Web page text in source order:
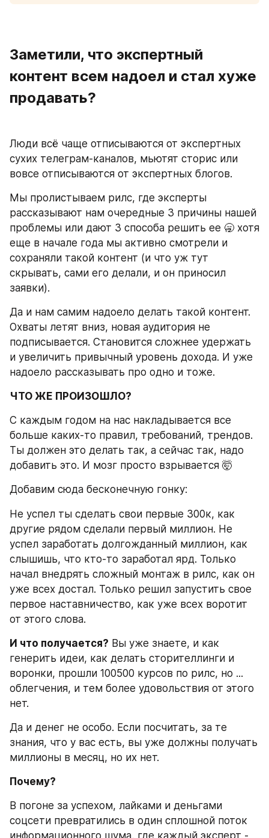
Заметили, что экспертный
контент всем надоел и стал хуже
продавать?
Люди всё чаще отписываются от экспертных
сухих телеграм-каналов, мьютят сторис или
вовсе отписываются от экспертных блогов.
Мы пролистываем рилс, где эксперты
рассказывают нам очередные 3 причины нашей
проблемы или дают 3 способа решить ее 🥱 хотя
еще в начале года мы активно смотрели и
сохраняли такой контент (и что уж тут
скрывать, сами его делали, и он приносил
заявки).
Да и нам самим надоело делать такой контент.
Охваты летят вниз, новая аудитория не
подписывается. Становится сложнее удержать
и увеличить привычный уровень дохода. И уже
надоело рассказывать про одно и тоже.
ЧТО ЖЕ ПРОИЗОШЛО?
С каждым годом на нас накладывается все
больше каких-то правил, требований, трендов.
Ты должен это делать так, а сейчас так, надо
добавить это. И мозг просто взрывается 🤯
Добавим сюда бесконечную гонку:
Не успел ты сделать свои первые 300к, как
другие рядом сделали первый миллион. Не
успел заработать долгожданный миллион, как
слышишь, что кто-то заработал ярд. Только
начал внедрять сложный монтаж в рилс, как он
уже всех достал. Только решил запустить свое
первое наставничество, как уже всех воротит
от этого слова.
И что получается? Вы уже знаете, и как
генерить идеи, как делать сторителлинги и
воронки, прошли 100500 курсов по рилс, но ...
облегчения, и тем более удовольствия от этого
нет.
Да и денег не особо. Если посчитать, за те
знания, что у вас есть, вы уже должны получать
миллионы в месяц, но их нет.
Почему?
В погоне за успехом, лайками и деньгами
соцсети превратились в один сплошной поток
информационного шума, где каждый эксперт -